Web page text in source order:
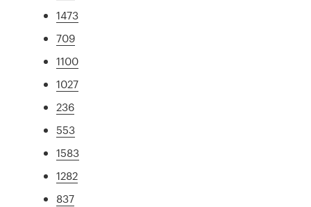
1473
709
1100
1027
236
553
1583
1282
837